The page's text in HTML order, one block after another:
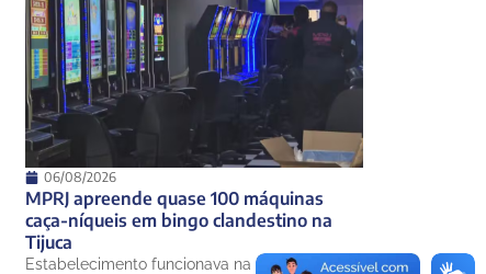
06/08/2026
MPRJ apreende quase 100 máquinas
caça-níqueis em bingo clandestino na
Tijuca
Estabelecimento funcionava na Rua Conde de